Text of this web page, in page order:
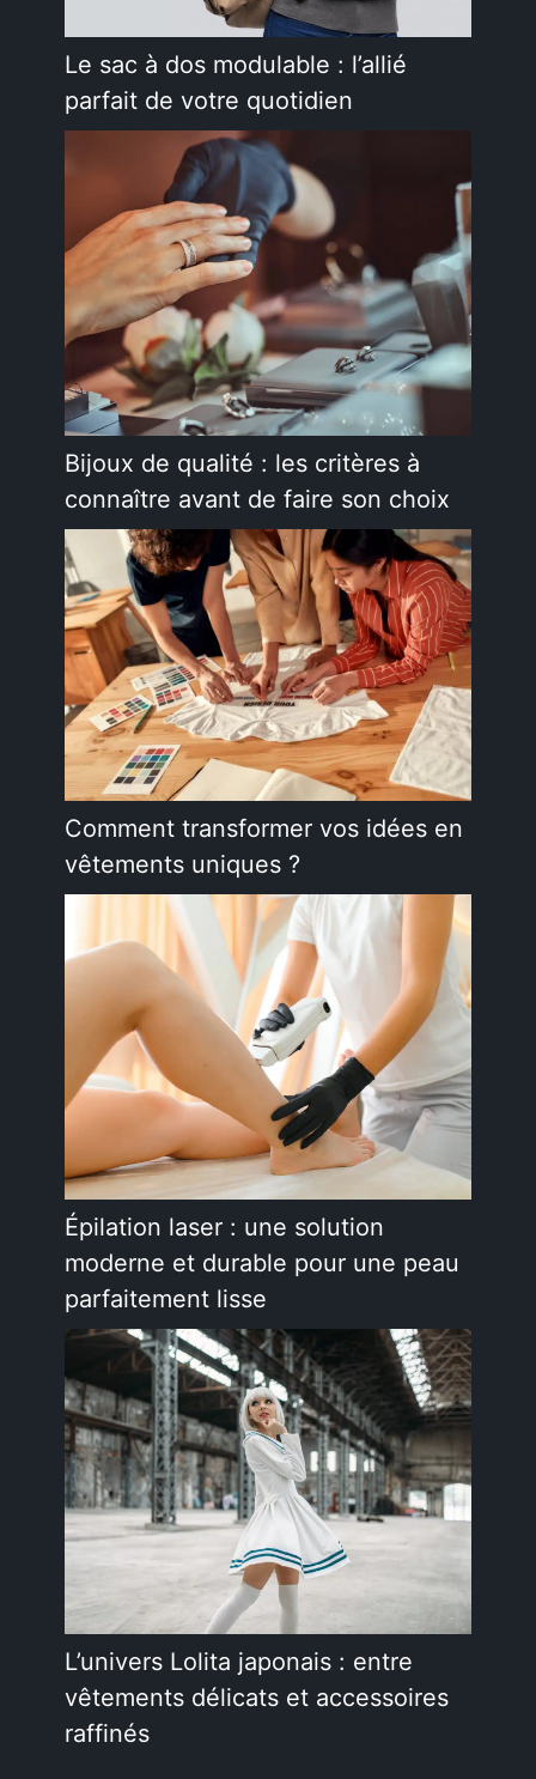
Le sac à dos modulable : l’allié
parfait de votre quotidien
Bijoux de qualité : les critères à
connaître avant de faire son choix
Comment transformer vos idées en
vêtements uniques ?
Épilation laser : une solution
moderne et durable pour une peau
parfaitement lisse
L’univers Lolita japonais : entre
vêtements délicats et accessoires
raffinés